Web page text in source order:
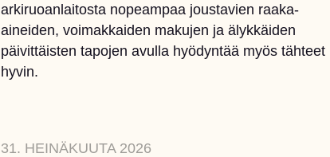
arkiruoanlaitosta nopeampaa joustavien raaka-
aineiden, voimakkaiden makujen ja älykkäiden
päivittäisten tapojen avulla hyödyntää myös tähteet
hyvin.
31. HEINÄKUUTA 2026